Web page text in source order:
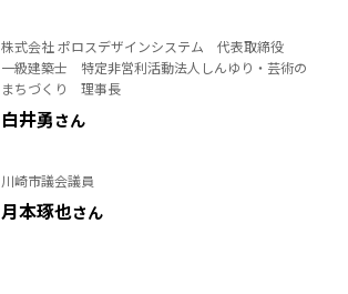
株式会社 ポロスデザインシステム 代表取締役
一級建築士 特定非営利活動法人しんゆり・芸術の
まちづくり 理事長
白井勇さん
川崎市議会議員
月本琢也さん